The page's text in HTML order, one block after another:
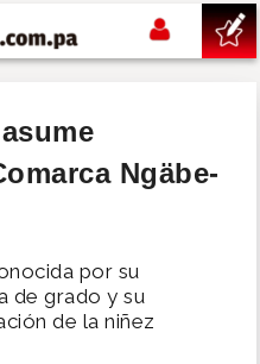
Ngäbe-
por su
de grado y su
de la niñez